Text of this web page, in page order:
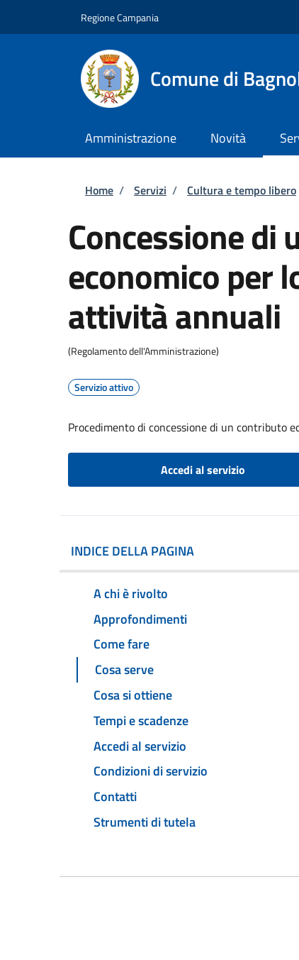
Regione Campania
Comune di
Amministrazione Novità
Briciole di pane
Home / Servizi / Cultura e tempo libero
Concessione di
economico per
attività annuali
(Regolamento dell'Amministrazione)
Servizio attivo
Procedimento di concessione di un contributo
Accedi al servizio
INDICE DELLA PAGINA
A chi è rivolto
Approfondimenti
Come fare
Cosa serve
Cosa si ottiene
Tempi e scadenze
Accedi al servizio
Condizioni di servizio
Contatti
Strumenti di tutela